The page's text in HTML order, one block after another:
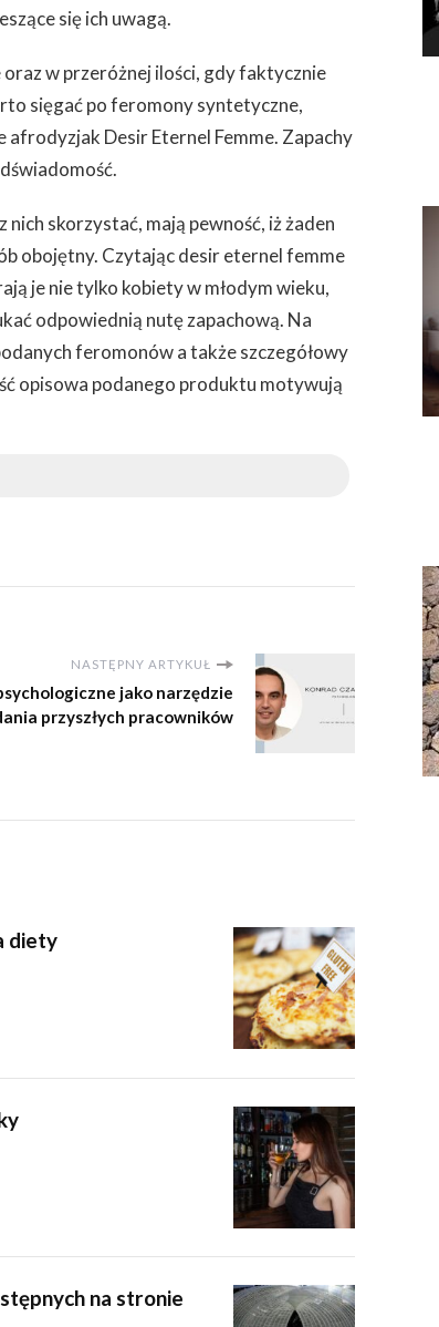
się ich uwagą.
w przeróżnej ilości, gdy faktycznie
sięgać po feromony syntetyczne,
afrodyzjak Desir Eternel Femme. Zapachy
skorzystać, mają pewność, iż żaden
obojętny. Czytając desir eternel femme
je nie tylko kobiety w młodym wieku,
odpowiednią nutę zapachową. Na
feromonów a także szczegółowy
opisowa podanego produktu motywują
NASTĘPNY ARTYKUŁ
jako narzędzie
przyszłych pracowników
diety
na stronie